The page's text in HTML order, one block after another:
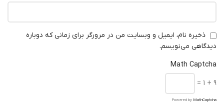
ذخیره نام، ایمیل و وبسایت من در مرورگر برای زمانی که دوباره
دیدگاهی می‌نویسم.
Math Captcha
9 + 1 =
Powered by MathCaptcha